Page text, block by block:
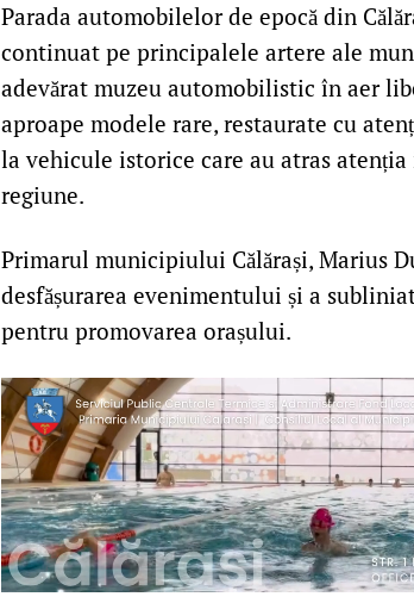
Parada automobilelor de epocă din
continuat pe principalele artere ale
adevărat muzeu automobilistic în aer
aproape modele rare, restaurate cu
la vehicule istorice care au atras
regiune.
Primarul municipiului Călărași, Marius
desfășurarea evenimentului și a
pentru promovarea orașului.